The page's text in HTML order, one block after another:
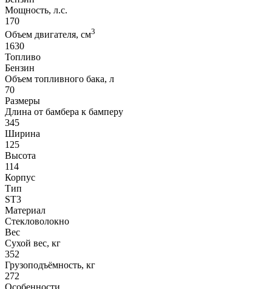
Мощность, л.с.
170
Объем двигателя, см3
1630
Топливо
Бензин
Объем топливного бака, л
70
Размеры
Длина от бамбера к бамперу
345
Ширина
125
Высота
114
Корпус
Тип
ST3
Материал
Стекловолокно
Вес
Сухой вес, кг
352
Грузоподъёмность, кг
272
Особенности